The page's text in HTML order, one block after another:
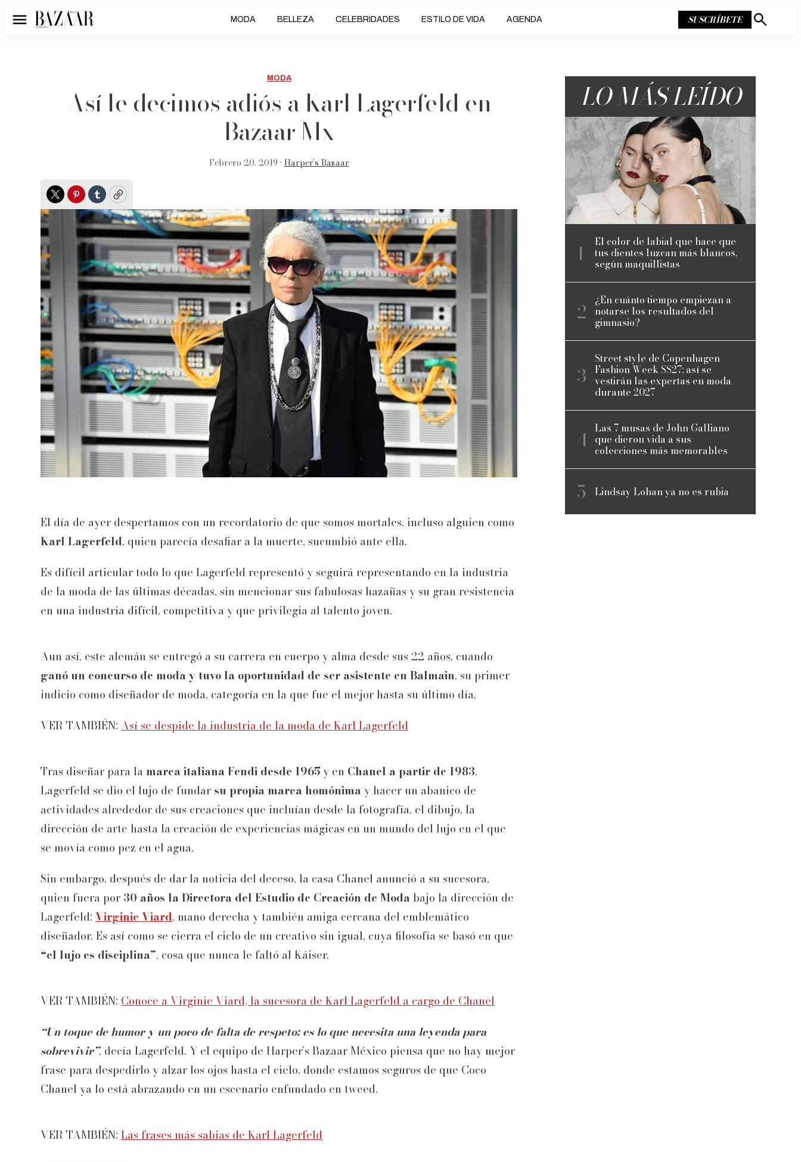
Menú MODA BELLEZA CELEBRIDADES ESTILO DE VIDA AGENDA SUSCRÍBETE
Mostrar
MODA
Así le decimos adiós a Karl Lagerfeld en
Bazaar Mx
Febrero 20, 2019 • Harper’s Bazaar
TwitterPinterest
TumblrCopy
El día de ayer despertamos con un recordatorio de que somos mortales, incluso alguien como
Karl Lagerfeld, quien parecía desafiar a la muerte, sucumbió ante ella.
Es difícil articular todo lo que Lagerfeld representó y seguirá representando en la industria
de la moda de las últimas décadas, sin mencionar sus fabulosas hazañas y su gran resistencia
en una industria difícil, competitiva y que privilegia al talento joven.
Aun así, este alemán se entregó a su carrera en cuerpo y alma desde sus 22 años, cuando
ganó un concurso de moda y tuvo la oportunidad de ser asistente en Balmain, su primer
indicio como diseñador de moda, categoría en la que fue el mejor hasta su último día.
VER TAMBIÉN: Así se despide la industria de la moda de Karl Lagerfeld
Tras diseñar para la marca italiana Fendi desde 1965 y en Chanel a partir de 1983,
Lagerfeld se dio el lujo de fundar su propia marca homónima y hacer un abanico de
actividades alrededor de sus creaciones que incluían desde la fotografía, el dibujo, la
dirección de arte hasta la creación de experiencias mágicas en un mundo del lujo en el que
se movía como pez en el agua.
Sin embargo, después de dar la noticia del deceso, la casa Chanel anunció a su sucesora,
quien fuera por 30 años la Directora del Estudio de Creación de Moda bajo la dirección de
Lagerfeld: Virginie Viard, mano derecha y también amiga cercana del emblemático
diseñador. Es así como se cierra el ciclo de un creativo sin igual, cuya filosofía se basó en que
“el lujo es disciplina”, cosa que nunca le faltó al Káiser.
VER TAMBIÉN: Conoce a Virginie Viard, la sucesora de Karl Lagerfeld a cargo de Chanel
“Un toque de humor y un poco de falta de respeto: es lo que necesita una leyenda para
sobrevivir”, decía Lagerfeld. Y el equipo de Harper’s Bazaar México piensa que no hay mejor
frase para despedirlo y alzar los ojos hasta el cielo, donde estamos seguros de que Coco
Chanel ya lo está abrazando en un escenario enfundado en tweed.
VER TAMBIÉN: Las frases más sabias de Karl Lagerfeld
LO MÁS LEÍDO
El color de labial que hace que
tus dientes luzcan más blancos,
según maquillistas
¿En cuánto tiempo empiezan a
notarse los resultados del
gimnasio?
Street style de Copenhagen
Fashion Week SS27: así se
vestirán las expertas en moda
durante 2027
Las 7 musas de John Galliano
que dieron vida a sus
colecciones más memorables
Lindsay Lohan ya no es rubia